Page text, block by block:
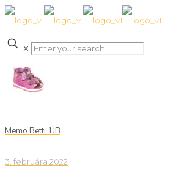
✕
Memo Betti 1JB
3. februára 2022